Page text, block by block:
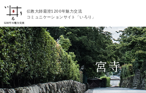
伝教大師最澄1200年魅力交流
コミュニケーションサイト「いろり」
宮寺